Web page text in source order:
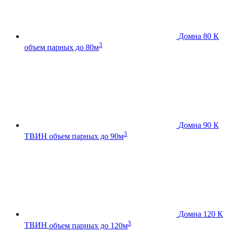
Домна 80 К
объем парных до 80м3
Домна 90 К
ТВИН объем парных до 90м3
Домна 120 К
ТВИН объем парных до 120м3